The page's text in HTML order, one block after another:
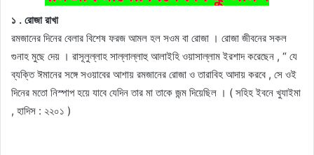
১ . রােজা রাখা
রমজানের দিনের বেলার বিশেষ ফরজ আমল হল সওম বা রােজা । রােজা জীবনের সকল
গুনাহ মুছে দেয় । রাসূলুল্লাহ সাল্লাল্লাহু আলাইহি ওয়াসাল্লাম ইরশাদ করেছেন , “ যে
ব্যক্তি ঈমানের সঙ্গে সওয়াবের আশায় রমজানের রােজা ও তারাবিহ আদায় করবে , সে ওই
দিনের মতাে নিস্পাপ হয়ে যাবে যেদিন তার মা তাকে জন্ম দিয়েছিল । ( সহিহ ইবনে খুযাইমা
, হাদিস : ২২০১ )